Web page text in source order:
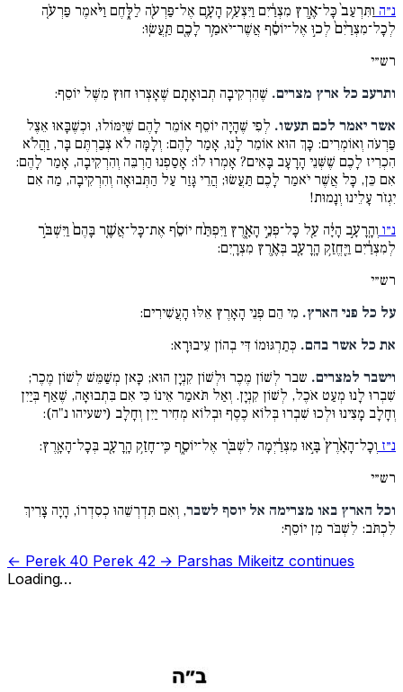
נ״ה וַתִּרְעַב֙ כָּל־אֶ֣רֶץ מִצְרַ֔יִם וַיִּצְעַ֥ק הָעָ֛ם אֶל־פַּרְעֹ֖ה לַלָּ֑חֶם וַיֹּ֨אמֶר פַּרְעֹ֤ה
לְכָל־מִצְרַ֨יִם֙ לְכ֣וּ אֶל־יוֹסֵ֔ף אֲשֶׁר־יֹאמַ֥ר לָכֶ֖ם תַּֽעֲשֽׂוּ:
רש״י
ותרעב כל ארץ מצרים. שֶׁהִרְקִיבָה תְבוּאָתָם שֶׁאָצְרוּ חוּץ מִשֶּׁל יוֹסֵף:
אשר יאמר לכם תעשו. לְפִי שֶׁהָיָה יוֹסֵף אוֹמֵר לָהֶם שֶׁיִּמּוֹלוּ, וּכְשֶׁבָּאוּ אֵצֶל
פַּרְעֹה וְאוֹמְרִים: כָּךְ הוּא אוֹמֵר לָנוּ, אָמַר לָהֶם: וְלָמָּה לֹא צְבַרְתֶּם בָּר, וַהֲלֹא
הִכְרִיז לָכֶם שֶׁשְּׁנֵי הָרָעָב בָּאִים? אָמְרוּ לוֹ: אָסַפְנוּ הַרְבֵּה וְהִרְקִיבָה, אָמַר לָהֶם:
אִם כֵּן, כָּל אֲשֶׁר יֹאמַר לָכֶם תַּעֲשׂוּ; הֲרֵי גָּזַר עַל הַתְּבוּאָה וְהִרְקִיבָה, מַה אִם
יִגְזֹר עָלֵינוּ וְנָמוּת!
נ״ו וְהָֽרָעָ֣ב הָיָ֔ה עַ֖ל כָּל־פְּנֵ֣י הָאָ֑רֶץ וַיִּפְתַּ֨ח יוֹסֵ֜ף אֶת־כָּל־אֲשֶׁ֤ר בָּהֶם֙ וַיִּשְׁבֹּ֣ר
לְמִצְרַ֔יִם וַיֶּֽחֱזַ֥ק הָֽרָעָ֖ב בְּאֶ֥רֶץ מִצְרָֽיִם:
רש״י
על כל פני הארץ. מִי הֵם פְּנֵי הָאָרֶץ אֵלּוּ הָעֲשִׁירִים:
את כל אשר בהם. כְּתַרְגּוּמוֹ דִּי בְהוֹן עִיבוּרָא:
וישבר למצרים. שבר לְשׁוֹן מֶכֶר וּלְשׁוֹן קִנְיָן הוּא; כָּאן מְשַׁמֵּשׁ לְשׁוֹן מֶכֶר;
שִׁבְרוּ לָנוּ מְעַט אֹכֶל, לְשׁוֹן קִנְיָן. וְאַל תֹּאמַר אֵינוֹ כִּי אִם בִּתְבוּאָה, שֶׁאַף בְּיַיִן
וְחָלָב מָצִינוּ וּלְכוּ שִׁבְרוּ בְּלוֹא כֶסֶף וּבְלוֹא מְחִיר יַיִן וְחָלָב (ישעיהו נ"ה):
נ״ז וְכָל־הָאָ֨רֶץ֙ בָּ֣אוּ מִצְרַ֔יְמָה לִשְׁבֹּ֖ר אֶל־יוֹסֵ֑ף כִּֽי־חָזַ֥ק הָֽרָעָ֖ב בְּכָל־הָאָֽרֶץ:
רש״י
וכל הארץ באו מצרימה אל יוסף לשבר, וְאִם תִּדְרְשֵׁהוּ כְסִדְרוֹ, הָיָה צָרִיךְ
לִכְתֹּב: לִשְׁבֹּר מִן יוֹסֵף:
← Perek 40 Perek 42 → Parshas Mikeitz continues
Loading…